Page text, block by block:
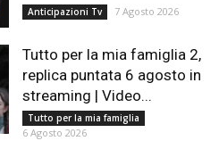
Anticipazioni Tv 7 Agosto 2026
Tutto per la mia famiglia 2,
replica puntata 6 agosto in
streaming | Video...
Tutto per la mia famiglia
6 Agosto 2026